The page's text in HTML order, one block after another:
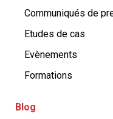
Communiqués de
Etudes de cas
Evènements
Formations
Blog